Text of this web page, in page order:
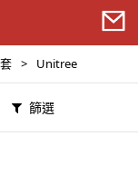
> Unitree
篩選